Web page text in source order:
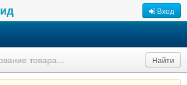
Вход